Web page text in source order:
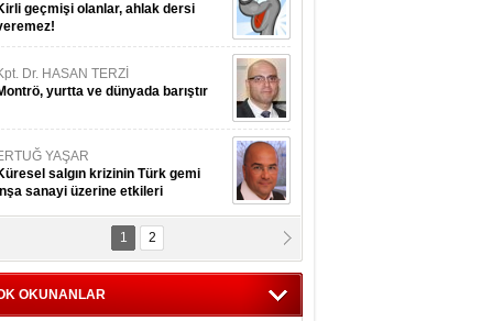
geçmişi olanlar, ahlak dersi
Dr. HASAN TERZİ
yurtta ve dünyada barıştır
YAŞAR
salgın krizinin Türk gemi
sanayi üzerine etkileri
Kpt. MESUT AZMİ GÖKSOY
1 2
OKUNANLAR